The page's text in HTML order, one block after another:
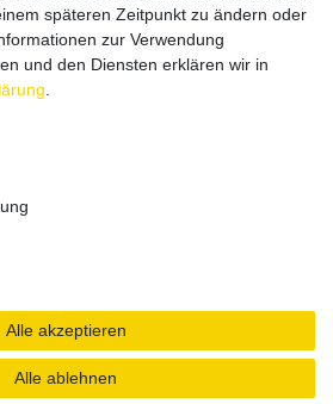
unter:
| AGB | Impressum
by König Design
BYKS-COMMERCE
späteren Zeitpunkt zu ändern oder
zur Verwendung
und den Diensten erklären wir in
Alle akzeptieren
Alle ablehnen